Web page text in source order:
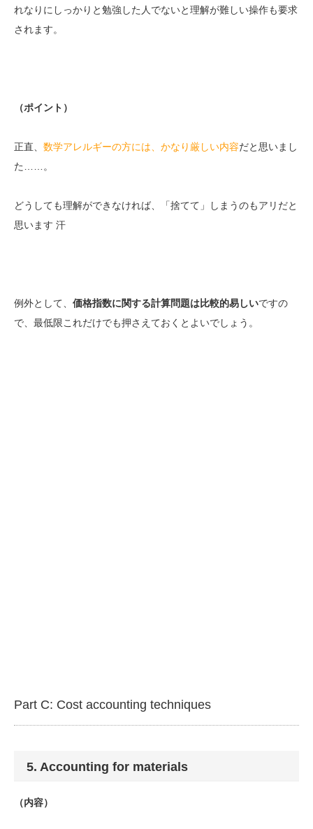
れなりにしっかりと勉強した人でないと理解が難しい操作も要求
されます。
（ポイント）
正直、 数学アレルギーの方には、かなり厳しい内容だと思いまし
た……。
どうしても理解ができなければ、「捨てて」しまうのもアリだと
思います 汗
例外として、 価格指数に関する計算問題は比較的易しいですの
で、最低限これだけでも押さえておくとよいでしょう。
Part C: Cost accounting techniques
5. Accounting for materials
（内容）